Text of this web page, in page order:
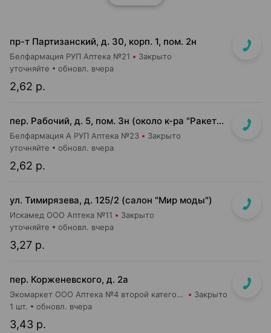
пр-т Партизанский, д. 30, корп. 1, пом. 2н
Белфармация РУП Аптека №21 Закрыто
2,62 р.
уточняйте обновл. вчера
пер. Рабочий, д. 5, пом. 3н (около к-ра "Ракета")
Белфармация А РУП Аптека №23 Закрыто
2,62 р.
уточняйте обновл. вчера
ул. Тимирязева, д. 125/2 (салон "Мир моды")
Искамед ООО Аптека №11 Закрыто
3,27 р.
уточняйте обновл. вчера
пер. Корженевского, д. 2а
Экомаркет ООО Аптека №4 второй категории Закрыто
3,43 р.
1 шт. обновл. вчера